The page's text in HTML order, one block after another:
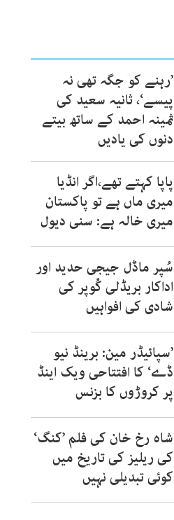
’رہنے کو جگہ تھی نہ
پیسے‘، ثانیہ سعید کی
ثمینہ احمد کے ساتھ بیتے
دنوں کی یادیں
پاپا کہتے تھے،اگر انڈیا
میری ماں ہے تو پاکستان
میری خالہ ہے: سنی دیول
سُپر ماڈل جیجی حدید اور
اداکار بریڈلی کُوپر کی
شادی کی افواہیں
’سپائیڈر مین: برینڈ نیو
ڈے‘ کا افتتاحی ویک اینڈ
پر کروڑوں کا بزنس
شاہ رخ خان کی فلم ’کنگ‘
کی ریلیز کی تاریخ میں
کوئی تبدیلی نہیں